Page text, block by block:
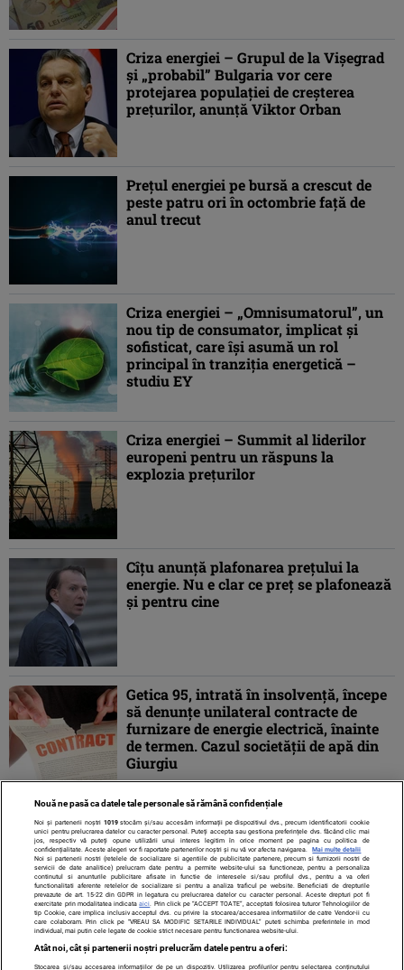
Criza energiei – Grupul de la Vişegrad
şi „probabil” Bulgaria vor cere
protejarea populaţiei de creşterea
preţurilor, anunţă Viktor Orban
Preţul energiei pe bursă a crescut de
peste patru ori în octombrie față de
anul trecut
Criza energiei – „Omnisumatorul”, un
nou tip de consumator, implicat şi
sofisticat, care îşi asumă un rol
principal în tranziţia energetică –
studiu EY
Criza energiei – Summit al liderilor
europeni pentru un răspuns la
explozia preţurilor
Cîțu anunță plafonarea prețului la
energie. Nu e clar ce preț se plafonează
și pentru cine
Getica 95, intrată în insolvență, începe
să denunțe unilateral contracte de
furnizare de energie electrică, înainte
de termen. Cazul societății de apă din
Giurgiu
1 2 »
Nouă ne pasă ca datele tale personale să rămână confidențiale
Noi și partenerii noștri 1019stocăm și/sau accesăm informații pe dispozitivul dvs., precum identificatorii cookie
unici pentru prelucrarea datelor cu caracter personal. Puteți accepta sau gestiona preferințele dvs. făcând clic mai
jos, respectiv vă puteți opune utilizării unui interes legitim în orice moment pe pagina cu politica de
confidențialitate. Aceste alegeri vor fi raportate partenerilor noștri și nu vă vor afecta navigarea.
Mai multe detalii
Noi si partenerii nostri (retelele de socializare si agentiile de publicitate partenere, precum si furnizorii nostri de
servicii de date analitice) prelucram date pentru a permite website-ului sa functioneze, pentru a personaliza
continutul si anunturile publicitare afisate in functie de interesele si/sau profilul dvs., pentru a va oferi
functionalitati aferente retelelor de socializare si pentru a analiza traficul pe website. Beneficiati de drepturile
prevazute de art. 15-22 din GDPR in legatura cu prelucrarea datelor cu caracter personal. Aceste drepturi pot fi
exercitate prin modalitatea indicataaici . Prin click pe “ACCEPT TOATE”, acceptati folosirea tuturor Tehnologiilor de
tip Cookie, care implica inclusiv acceptul dvs. cu privire la stocarea/accesarea informatiilor de catre Vendor-ii cu
care colaboram. Prin click pe “VREAU SA MODIFIC SETARILE INDIVIDUAL” puteti schimba preferintele in mod
individual, mai putin cele legate de cookie strict necesare pentru functionarea website-ului.
Atât noi, cât și partenerii noștri prelucrăm datele pentru a oferi:
Stocarea și/sau accesarea informațiilor de pe un dispozitiv. Utilizarea profilurilor pentru selectarea conținutului